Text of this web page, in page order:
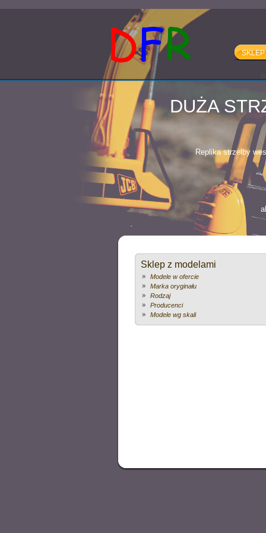
DUŻA
Replika strzelby
Sklep z modelami
Modele w ofercie
Marka oryginału
Rodzaj
Producenci
Modele wg skali